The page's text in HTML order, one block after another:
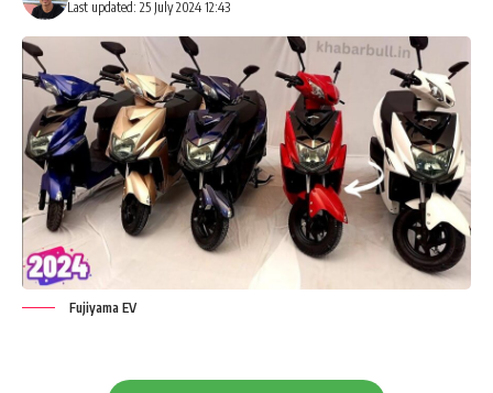
Last updated: 25 July 2024 12:43
Fujiyama EV